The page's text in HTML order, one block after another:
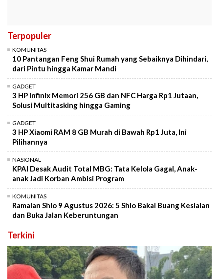
Terpopuler
KOMUNITAS
10 Pantangan Feng Shui Rumah yang Sebaiknya Dihindari,
dari Pintu hingga Kamar Mandi
GADGET
3 HP Infinix Memori 256 GB dan NFC Harga Rp1 Jutaan,
Solusi Multitasking hingga Gaming
GADGET
3 HP Xiaomi RAM 8 GB Murah di Bawah Rp1 Juta, Ini
Pilihannya
NASIONAL
KPAI Desak Audit Total MBG: Tata Kelola Gagal, Anak-
anak Jadi Korban Ambisi Program
KOMUNITAS
Ramalan Shio 9 Agustus 2026: 5 Shio Bakal Buang Kesialan
dan Buka Jalan Keberuntungan
Terkini